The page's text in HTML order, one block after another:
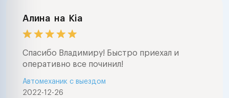
Алина на Kia
Спасибо Владимиру! Быстро приехал и
оперативно все починил!
2022-12-26
Автомеханик с выездом